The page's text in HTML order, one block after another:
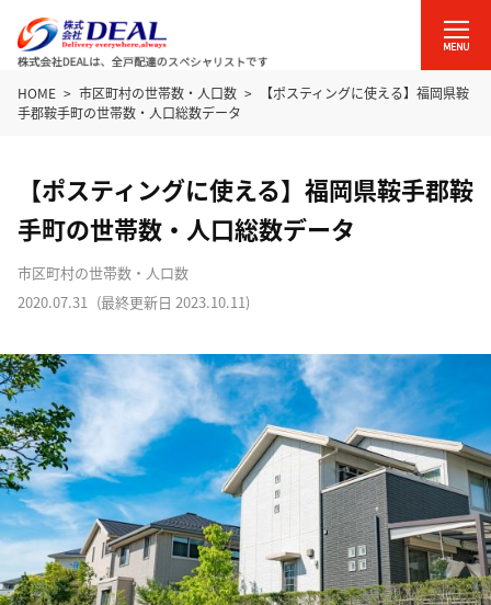
HOME 市区町村の世帯数・人口数
【ポスティングに使える】福岡県鞍
手郡鞍手町の世帯数・人口総数データ
【ポスティングに使える】福岡県鞍手郡鞍
手町の世帯数・人口総数データ
市区町村の世帯数・人口数
2020.07.31 (最終更新日 2023.10.11)